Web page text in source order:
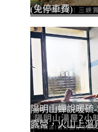
(免停車費)
陽明山蟬說暖硫
露營，火山上溫